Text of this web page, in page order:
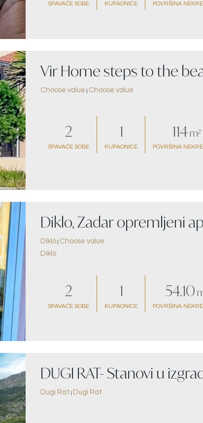
SPAVAĆE SOBE KUPAONICE POVRŠINA
Vir Home steps to the
Choose value Choose value
2
SPAVAĆE SOBE
1
KUPAONICE
114m²
POVRŠINA
Diklo, Zadar opremljeni
more
Diklo Choose value
Diklo
2
SPAVAĆE SOBE
1
KUPAONICE
54.10
POVRŠINA
DUGI RAT- Stanovi u
more
Dugi Rat Dugi Rat